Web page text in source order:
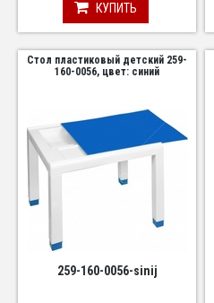
КУПИТЬ
Стол пластиковый детский 259-
160-0056, цвет: синий
259-160-0056-sinij